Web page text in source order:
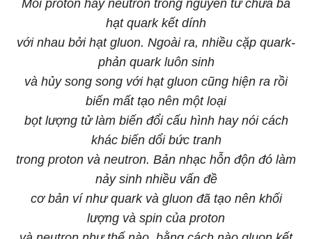
Mỗi proton hay neutron trong nguyên tử chứa ba
hạt quark kết dính
với nhau bởi hạt gluon. Ngoài ra, nhiều cặp quark-
phản quark luôn sinh
và hủy song song với hạt gluon cũng hiện ra rồi
biến mất tạo nên một loại
bọt lượng tử làm biến đổi cấu hình hay nói cách
khác biến dổi bức tranh
trong proton và neutron. Bản nhạc hỗn độn đó làm
nảy sinh nhiều vấn đề
cơ bản ví như quark và gluon đã tạo nên khối
lượng và spin của proton